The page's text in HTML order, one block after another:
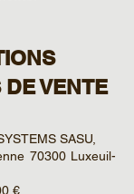
VENTE
SASU,
70300 Luxeuil-
€